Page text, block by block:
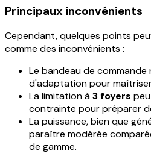
Principaux inconvénients
Cependant, quelques points
comme des inconvénients :
Le bandeau de
d'adaptation pour
La limitation à3 foyers
contrainte pour préparer
La puissance, bien que
paraître modérée
de gamme.